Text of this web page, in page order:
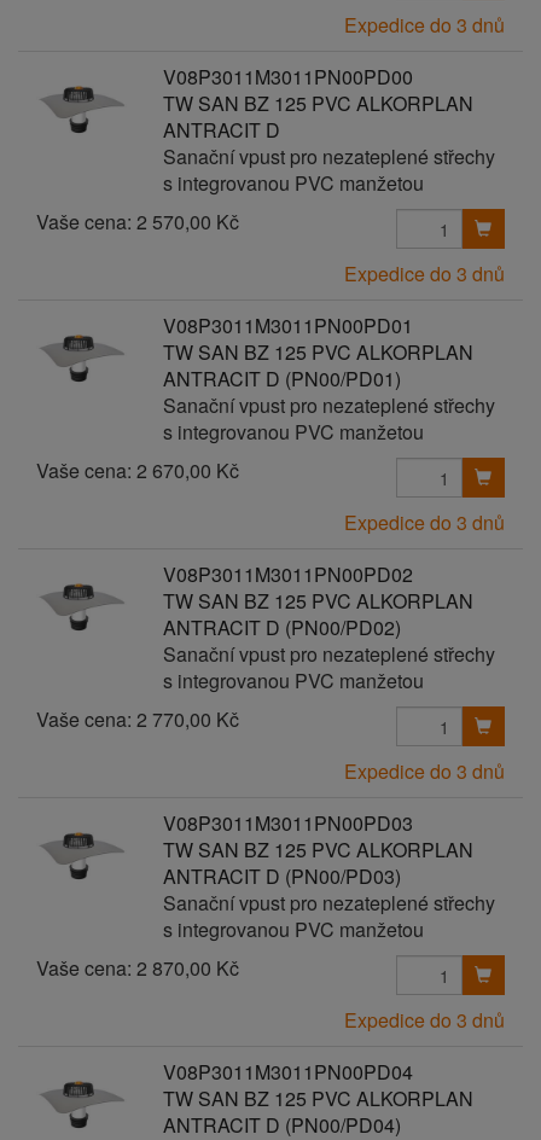
Expedice do 3 dnů
V08P3011M3011PN00PD00
TW SAN BZ 125 PVC ALKORPLAN
ANTRACIT D
Sanační vpust pro nezateplené střechy
s integrovanou PVC manžetou
Vaše cena: 2 570,00 Kč
Expedice do 3 dnů
V08P3011M3011PN00PD01
TW SAN BZ 125 PVC ALKORPLAN
ANTRACIT D (PN00/PD01)
Sanační vpust pro nezateplené střechy
s integrovanou PVC manžetou
Vaše cena: 2 670,00 Kč
Expedice do 3 dnů
V08P3011M3011PN00PD02
TW SAN BZ 125 PVC ALKORPLAN
ANTRACIT D (PN00/PD02)
Sanační vpust pro nezateplené střechy
s integrovanou PVC manžetou
Vaše cena: 2 770,00 Kč
Expedice do 3 dnů
V08P3011M3011PN00PD03
TW SAN BZ 125 PVC ALKORPLAN
ANTRACIT D (PN00/PD03)
Sanační vpust pro nezateplené střechy
s integrovanou PVC manžetou
Vaše cena: 2 870,00 Kč
Expedice do 3 dnů
V08P3011M3011PN00PD04
TW SAN BZ 125 PVC ALKORPLAN
ANTRACIT D (PN00/PD04)